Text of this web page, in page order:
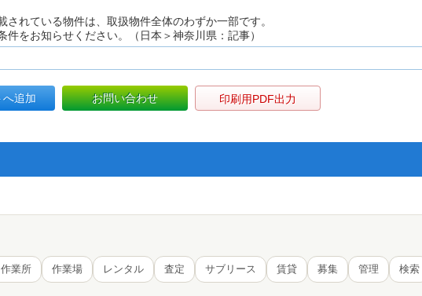
されている物件は、取扱物件全体のわずか一部です。
件をお知らせください。（日本＞神奈川県：記事）
へ追加 お問い合わせ 印刷用PDF出力
作業所 作業場 レンタル 査定 サブリース 賃貸 募集 管理 検索